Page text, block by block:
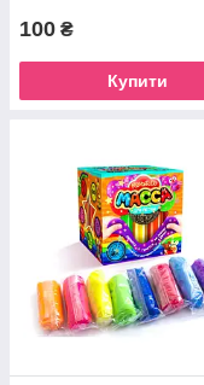
100 ₴
Купити